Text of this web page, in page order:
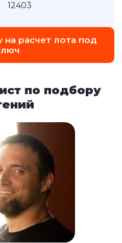
12403
на расчет лота под
по подбору